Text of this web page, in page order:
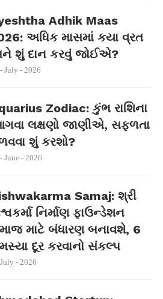
Adhik Maas
અધિક માસમાં કયા વ્રત
શું દાન કરવું જોઈએ?
July - 2026
Zodiac: કુંભ રાશિના
લક્ષણો જાણીએ, સફળતા
શું કરશો?
June - 2026
Samaj: શ્રી
નિર્માણ ફાઉન્ડેશન
માટે બંધારણ બનાવશે, 6
દૂર કરવાનો સંકલ્પ
- 2026